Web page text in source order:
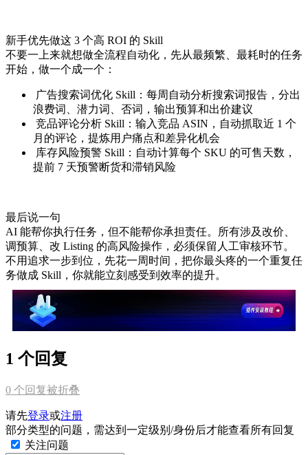
新手优先做这 3 个高 ROI 的 Skill
不要一上来就想做全流程自动化，先从最频繁、最耗时的任务
开始，做一个成一个：
广告搜索词优化 Skill：每周自动分析搜索词报告，分出
浪费词、潜力词、否词，输出预算和出价建议
竞品评论分析 Skill：输入竞品 ASIN，自动抓取近 1 个
月的评论，提炼用户痛点和差异化机会
库存风险预警 Skill：自动计算每个 SKU 的可售天数，
提前 7 天预警断货和滞销风险
最后说一句
AI 能帮你执行任务，但不能帮你承担责任。所有涉及改价、
调预算、改 Listing 的高风险操作，必须保留人工审核环节。
不用追求一步到位，先花一周时间，把你最头疼的一个重复任
务做成 Skill，你就能立刻感受到效率的提升。
1 个回复
0 个回复被折叠
请先登录或注册
部分类型的问题，需达到一定级别/身份后才能查看所有回复
关注问题